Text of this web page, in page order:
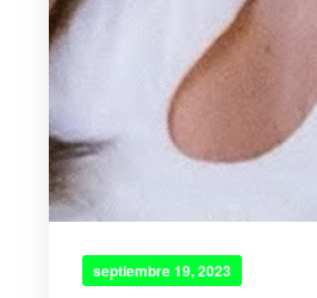
septiembre 19, 2023